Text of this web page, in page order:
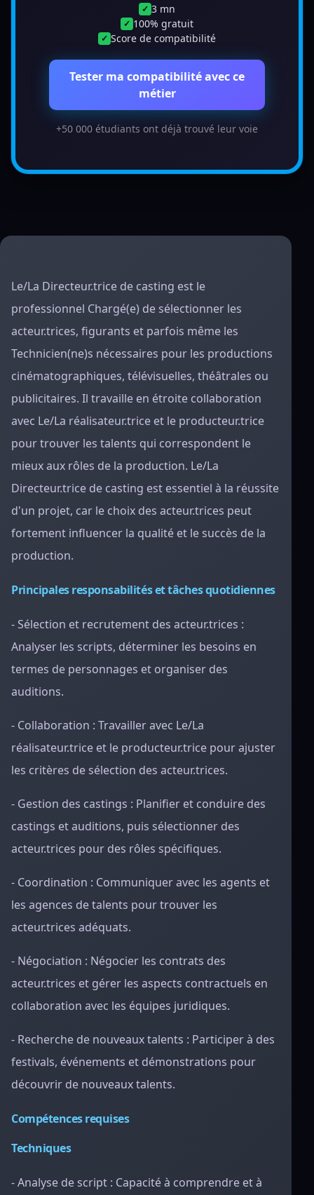
✓ 3 mn
✓ 100% gratuit
✓ Score de compatibilité
Tester ma compatibilité avec ce
métier
+50 000 étudiants ont déjà trouvé leur voie
Le/La Directeur.trice de casting est le
professionnel Chargé(e) de sélectionner les
acteur.trices, figurants et parfois même les
Technicien(ne)s nécessaires pour les productions
cinématographiques, télévisuelles, théâtrales ou
publicitaires. Il travaille en étroite collaboration
avec Le/La réalisateur.trice et le producteur.trice
pour trouver les talents qui correspondent le
mieux aux rôles de la production. Le/La
Directeur.trice de casting est essentiel à la réussite
d'un projet, car le choix des acteur.trices peut
fortement influencer la qualité et le succès de la
production.
Principales responsabilités et tâches quotidiennes
- Sélection et recrutement des acteur.trices :
Analyser les scripts, déterminer les besoins en
termes de personnages et organiser des
auditions.
- Collaboration : Travailler avec Le/La
réalisateur.trice et le producteur.trice pour ajuster
les critères de sélection des acteur.trices.
- Gestion des castings : Planifier et conduire des
castings et auditions, puis sélectionner des
acteur.trices pour des rôles spécifiques.
- Coordination : Communiquer avec les agents et
les agences de talents pour trouver les
acteur.trices adéquats.
- Négociation : Négocier les contrats des
acteur.trices et gérer les aspects contractuels en
collaboration avec les équipes juridiques.
- Recherche de nouveaux talents : Participer à des
festivals, événements et démonstrations pour
découvrir de nouveaux talents.
Compétences requises
Techniques
- Analyse de script : Capacité à comprendre et à